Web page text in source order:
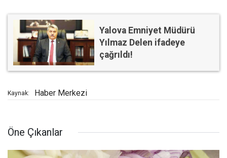
Yalova Emniyet Müdürü
Yılmaz Delen ifadeye
çağrıldı!
Kaynak: Haber Merkezi
Öne Çıkanlar